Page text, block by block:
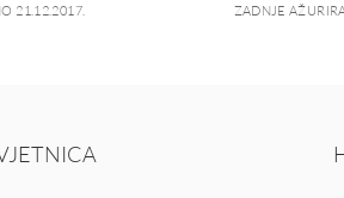
21.12.2017. ZADNJE